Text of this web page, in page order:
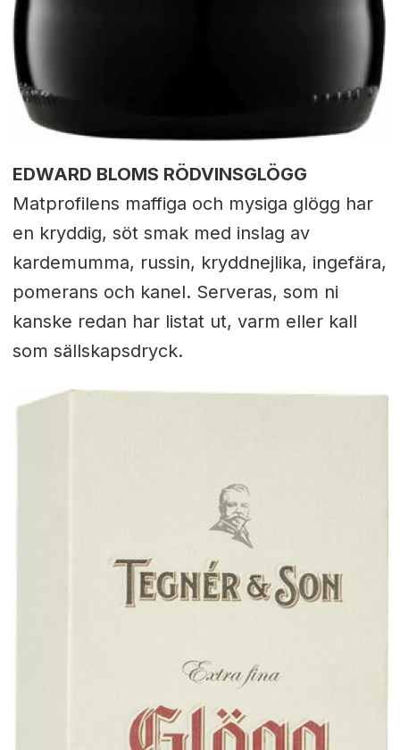
EDWARD BLOMS RÖDVINSGLÖGG
Matprofilens maffiga och mysiga glögg har
en kryddig, söt smak med inslag av
kardemumma, russin, kryddnejlika, ingefära,
pomerans och kanel. Serveras, som ni
kanske redan har listat ut, varm eller kall
som sällskapsdryck.